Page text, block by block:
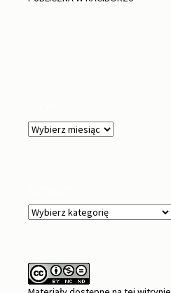
Archiwa
Kategorie